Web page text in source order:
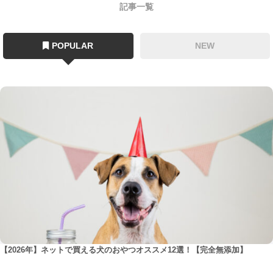
記事一覧
POPULAR NEW
【2026年】ネットで買える犬のおやつオススメ12選！【完全無添加】